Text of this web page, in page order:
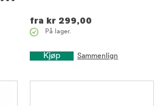
fra kr 299,00
På lager.
Kjøp Sammenlign